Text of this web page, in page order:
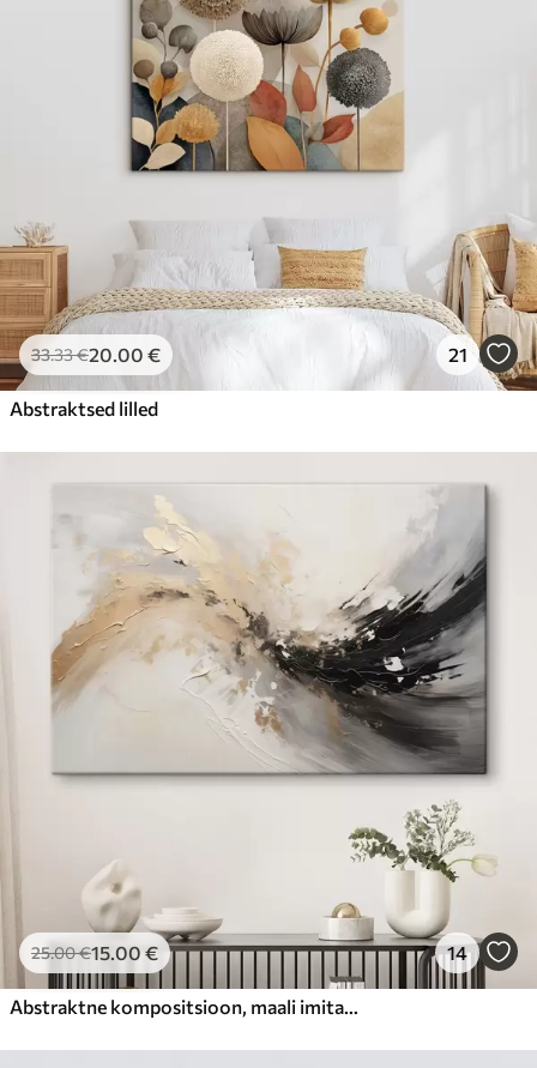
33.33€20.00 € 21
Abstraktsed lilled
25.00€15.00 € 14
Abstraktne kompositsioon, maali imitatsioon